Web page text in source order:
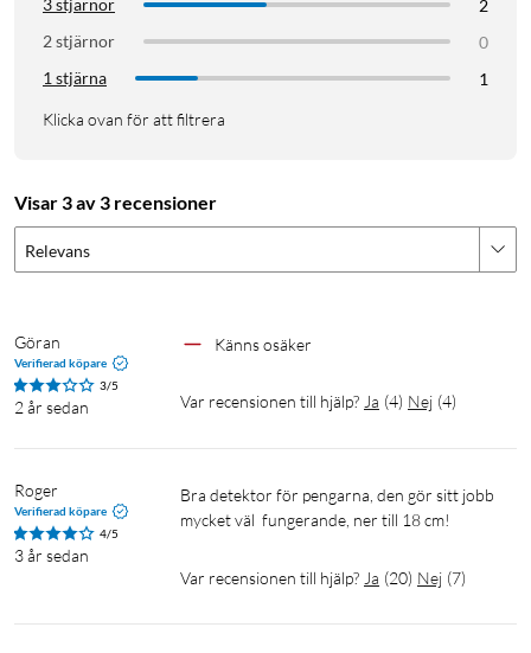
2
2 stjärnor
0
1 stjärna
1
Klicka ovan för att filtrera
Visar 3 av 3 recensioner
Relevans
Göran
Verifierad köpare
3/5
2 år sedan
Känns osäker
Var recensionen till hjälp? Ja (4) Nej (4)
Roger
Verifierad köpare
4/5
3 år sedan
Bra detektor för pengarna, den gör sitt jobb
mycket väl  fungerande, ner till 18 cm!
Var recensionen till hjälp? Ja (20) Nej (7)